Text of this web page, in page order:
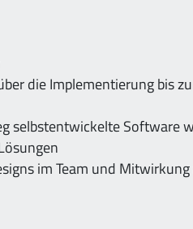
die Implementierung bis
selbstentwickelte Software
im Team und